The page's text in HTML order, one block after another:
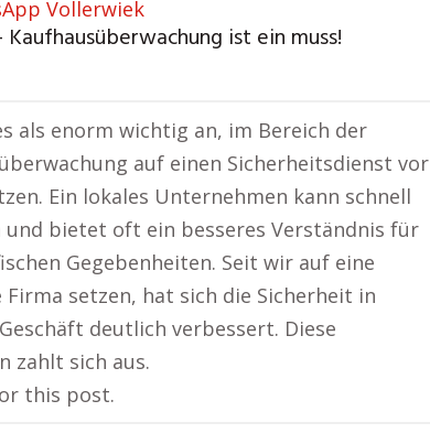
Kaufhausüberwachung ist ein muss!
als enorm wichtig an, im Bereich der
auf einen Sicherheitsdienst vor
Ein lokales Unternehmen kann schnell
und bietet oft ein besseres Verständnis für
Gegebenheiten. Seit wir auf eine
Firma setzen, hat sich die Sicherheit in
deutlich verbessert. Diese
zahlt sich aus.
this post.